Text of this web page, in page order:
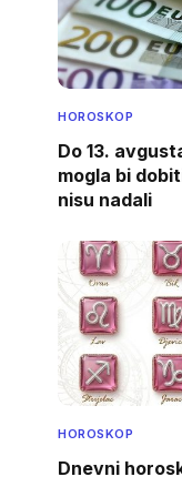
HOROSKOP
Do 13.
mogla bi
nisu nadali
HOROSKOP
Dnevni